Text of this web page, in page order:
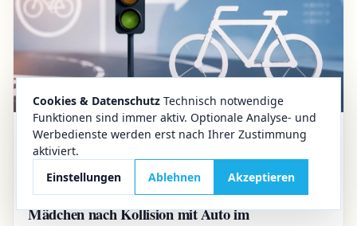
Cookies & Datenschutz Technisch notwendige
Funktionen sind immer aktiv. Optionale Analyse- und
Werbedienste werden erst nach Ihrer Zustimmung
aktiviert.
Einstellungen
Ablehnen Akzeptieren
Wernigerode 22.07.2026
Schwerer Verkehrsunfall
Schwerer Fahrradunfall in Wernigerode:
Mädchen nach Kollision mit Auto im